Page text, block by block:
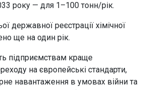
року — для 1–100 тонн/рік.
державної реєстрації хімічної
ще на один рік.
підприємствам краще
на європейські стандарти,
навантаження в умовах війни та